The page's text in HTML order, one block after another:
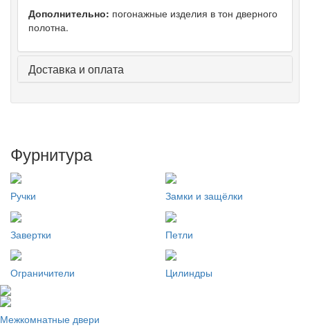
Дополнительно: погонажные изделия в тон дверного
полотна.
Доставка и оплата
Фурнитура
Ручки Замки и защёлки
Завертки Петли
Ограничители Цилиндры
Межкомнатные двери